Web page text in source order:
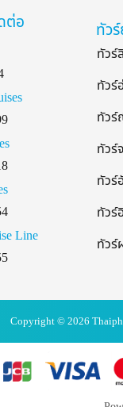
ต่อ
Line
ทัว
ทัวร์
ทัวร์
ทัว
ทัวร์
ทัวร์
ทัวร์
ทัวร์
Copyright © 2026